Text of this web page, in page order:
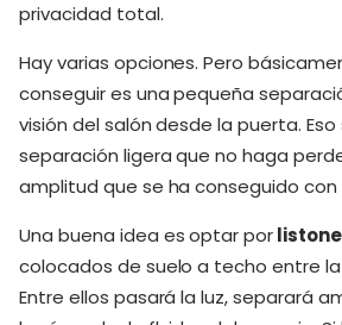
privacidad total.
Hay varias opciones. Pero
conseguir es una pequeña
visión del salón desde la puerta. Eso
separación ligera que no haga
amplitud que se ha conseguido
Una buena idea es optar por
colocados de suelo a techo entre
Entre ellos pasará la luz, separará